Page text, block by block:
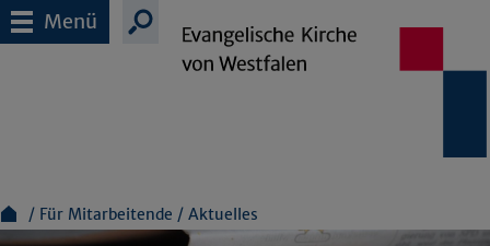
Menü
Für Mitarbeitende Aktuelles